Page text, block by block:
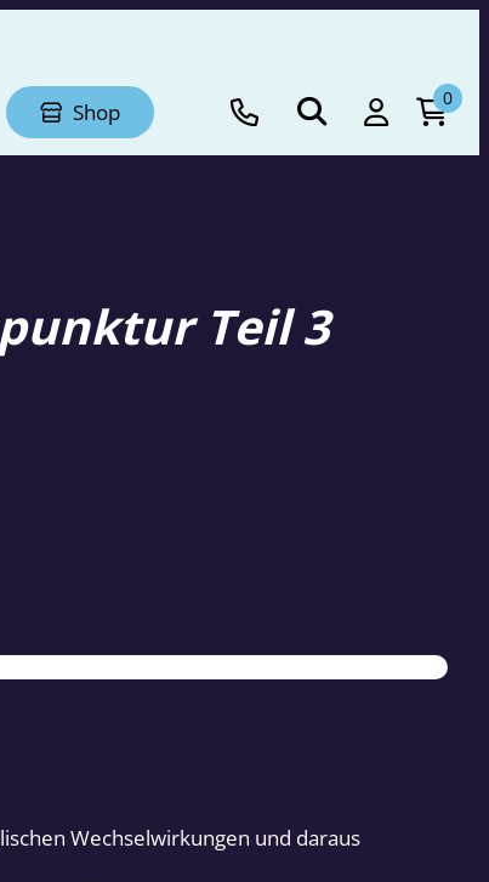
Shop
0
Teil 3
Wechselwirkungen und daraus